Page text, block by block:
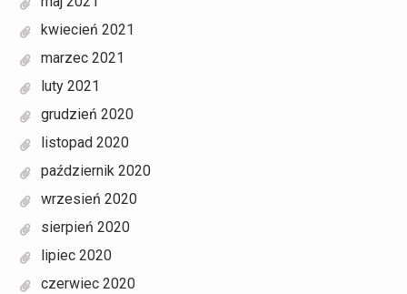
kwiecień 2021
marzec 2021
luty 2021
grudzień 2020
listopad 2020
październik 2020
wrzesień 2020
sierpień 2020
lipiec 2020
czerwiec 2020